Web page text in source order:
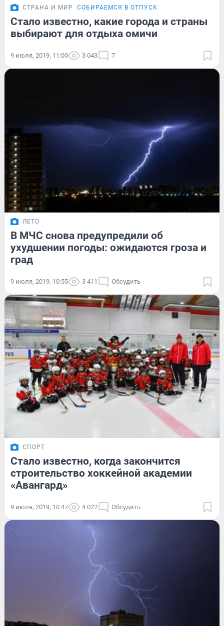
СТРАНА И МИР СОБИРАЕМСЯ В ОТПУСК
Стало известно, какие города и страны
выбирают для отдыха омичи
9 июля, 2019, 11:00 3 043 7
ЛЕТО
В МЧС снова предупредили об
ухудшении погоды: ожидаются гроза и
град
9 июля, 2019, 10:55 3 411 Обсудить
СПОРТ
Стало известно, когда закончится
строительство хоккейной академии
«Авангард»
9 июля, 2019, 10:47 4 022 Обсудить